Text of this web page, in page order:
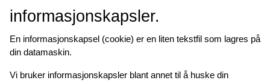
informasjonskapsler.
En informasjonskapsel (cookie) er en liten tekstfil som lagres på
din datamaskin.
Vi bruker informasjonskapsler blant annet til å huske din